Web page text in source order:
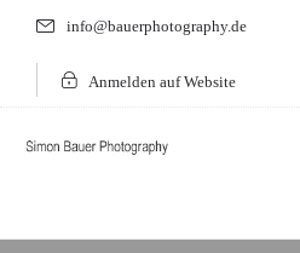
info@bauerphotography.de
Anmelden auf Website